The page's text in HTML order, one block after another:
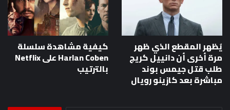
يُظهر المقطع الذي ظهر
مرة أخرى أن دانييل كريج
طلب قتل جيمس بوند
مباشرة بعد كازينو رويال
كيفية مشاهدة سلسلة
Harlan Coben على Netflix
بالترتيب